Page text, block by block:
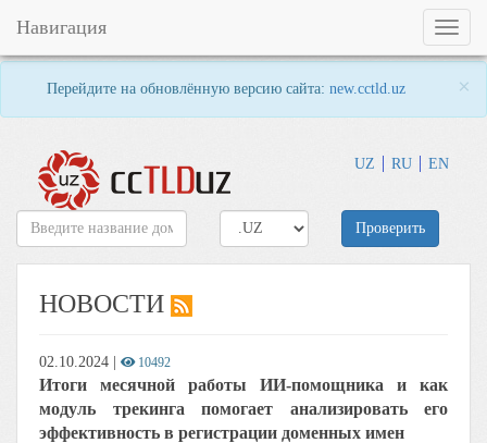
Перейдите на обновлённую версию сайта: new.cctld.uz ×
UZ RU EN
Toggle
Навигация
Проверить
НОВОСТИ
02.10.2024 10492
Итоги месячной работы ИИ-помощника и как
модуль трекинга помогает анализировать его
эффективность в регистрации доменных имен